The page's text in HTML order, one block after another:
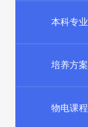
本科专业
培养方案
物电课程